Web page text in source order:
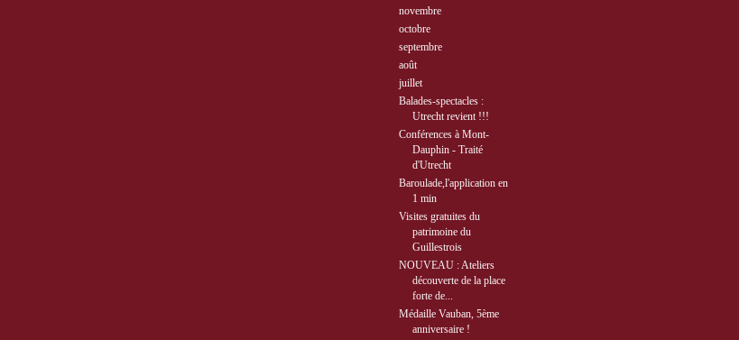
novembre
octobre
septembre
août
juillet
Balades-spectacles :
Utrecht revient !!!
Conférences à Mont-
Dauphin - Traité
d'Utrecht
Baroulade,l'application en
1 min
Visites gratuites du
patrimoine du
Guillestrois
NOUVEAU : Ateliers
découverte de la place
forte de...
Médaille Vauban, 5ème
anniversaire !